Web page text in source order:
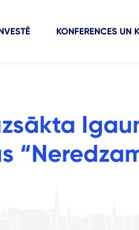
KONFERENCES UN